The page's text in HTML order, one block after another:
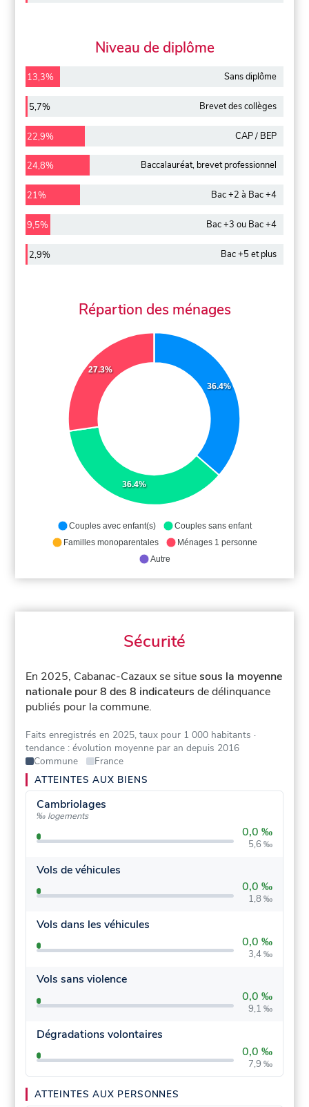
Niveau de diplôme
13,3% Sans diplôme
5,7% Brevet des collèges
22,9% CAP / BEP
24,8% Baccalauréat, brevet professionnel
21% Bac +2 à Bac +4
9,5% Bac +3 ou Bac +4
2,9% Bac +5 et plus
Répartion des ménages
36.4%
36.4%
27.3%
Couples avec enfant(s)
Couples sans enfant
Familles monoparentales
Ménages 1 personne
Autre
Sécurité
En 2025, Cabanac-Cazaux se situesous la moyenne
nationale pour 8 des 8 indicateurs de délinquance
publiés pour la commune.
Faits enregistrés en 2025, taux pour 1 000 habitants ·
tendance : évolution moyenne par an depuis 2016
Commune
France
ATTEINTES AUX BIENS
Cambriolages
‰ logements
0,0 ‰
5,6 ‰
Vols de véhicules
0,0 ‰
1,8 ‰
Vols dans les véhicules
0,0 ‰
3,4 ‰
Vols sans violence
0,0 ‰
9,1 ‰
Dégradations volontaires
0,0 ‰
7,9 ‰
ATTEINTES AUX PERSONNES